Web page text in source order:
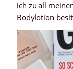
ich zu all
Bodylotion